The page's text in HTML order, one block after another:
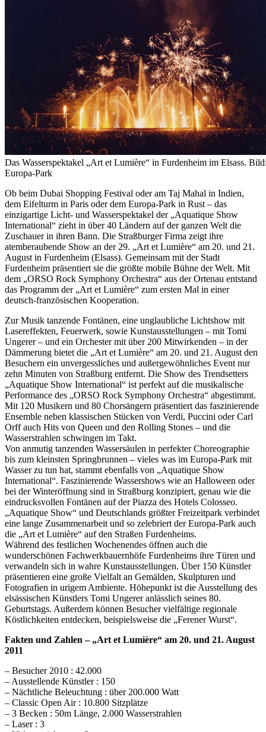
Das Wasserspektakel „Art et Lumière“ in Furdenheim im Elsass.
Europa-Park
Ob beim Dubai Shopping Festival oder am Taj Mahal in Indien,
dem Eifelturm in Paris oder dem Europa-Park in Rust – das
einzigartige Licht- und Wasserspektakel der „Aquatique Show
International“ zieht in über 40 Ländern auf der ganzen Welt die
Zuschauer in ihren Bann. Die Straßburger Firma zeigt ihre
atemberaubende Show an der 29. „Art et Lumière“ am 20. und 21.
August in Furdenheim (Elsass). Gemeinsam mit der Stadt
Furdenheim präsentiert sie die größte mobile Bühne der Welt. Mit
dem „ORSO Rock Symphony Orchestra“ aus der Ortenau entstand
das Programm der „Art et Lumière“ zum ersten Mal in einer
deutsch-französischen Kooperation.
Zur Musik tanzende Fontänen, eine unglaubliche Lichtshow mit
Lasereffekten, Feuerwerk, sowie Kunstausstellungen – mit Tomi
Ungerer – und ein Orchester mit über 200 Mitwirkenden – in der
Dämmerung bietet die „Art et Lumière“ am 20. und 21. August den
Besuchern ein unvergessliches und außergewöhnliches Event nur
zehn Minuten von Straßburg entfernt. Die Show des Trendsetters
„Aquatique Show International“ ist perfekt auf die musikalische
Performance des „ORSO Rock Symphony Orchestra“ abgestimmt.
Mit 120 Musikern und 80 Chorsängern präsentiert das faszinierende
Ensemble neben klassischen Stücken von Verdi, Puccini oder Carl
Orff auch Hits von Queen und den Rolling Stones – und die
Wasserstrahlen schwingen im Takt.
Von anmutig tanzenden Wassersäulen in perfekter Choreographie
bis zum kleinsten Springbrunnen – vieles was im Europa-Park mit
Wasser zu tun hat, stammt ebenfalls von „Aquatique Show
International“. Faszinierende Wassershows wie an Halloween oder
bei der Winteröffnung sind in Straßburg konzipiert, genau wie die
eindrucksvollen Fontänen auf der Piazza des Hotels Colosseo.
„Aquatique Show“ und Deutschlands größter Freizeitpark verbindet
eine lange Zusammenarbeit und so zelebriert der Europa-Park auch
die „Art et Lumière“ auf den Straßen Furdenheims.
Während des festlichen Wochenendes öffnen auch die
wunderschönen Fachwerkbauernhöfe Furdenheims ihre Türen und
verwandeln sich in wahre Kunstausstellungen. Über 150 Künstler
präsentieren eine große Vielfalt an Gemälden, Skulpturen und
Fotografien in urigem Ambiente. Höhepunkt ist die Ausstellung des
elsässischen Künstlers Tomi Ungerer anlässlich seines 80.
Geburtstags. Außerdem können Besucher vielfältige regionale
Köstlichkeiten entdecken, beispielsweise die „Ferener Wurst“.
Fakten und Zahlen – „Art et Lumière“ am 20. und 21. August
2011
– Besucher 2010 : 42.000
– Ausstellende Künstler : 150
– Nächtliche Beleuchtung : über 200.000 Watt
– Classic Open Air : 10.800 Sitzplätze
– 3 Becken : 50m Länge, 2.000 Wasserstrahlen
– Laser : 3